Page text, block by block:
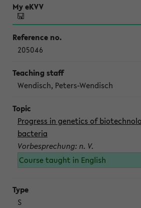
205046
Wendisch, Peters-Wendisch
Progress in genetics of
bacteria
Vorbesprechung: n. V.
Course taught in English
S